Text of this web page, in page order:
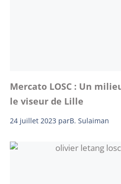
Mercato LOSC : Un
le viseur de Lille
24 juillet 2023 parB. Sulaiman